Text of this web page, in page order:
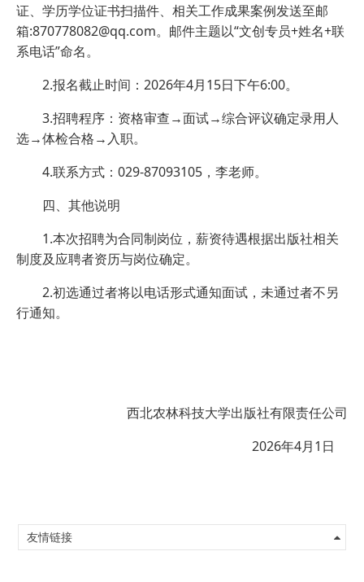
证、学历学位证书扫描件、相关工作成果案例发送至邮
箱:870778082@qq.com。邮件主题以“文创专员+姓名+联
系电话”命名。
2.报名截止时间：2026年4月15日下午6:00。
3.招聘程序：资格审查→面试→综合评议确定录用人
选→体检合格→入职。
4.联系方式：029-87093105，李老师。
四、其他说明
1.本次招聘为合同制岗位，薪资待遇根据出版社相关
制度及应聘者资历与岗位确定。
2.初选通过者将以电话形式通知面试，未通过者不另
行通知。
西北农林科技大学出版社有限责任公司
2026年4月1日
友情链接